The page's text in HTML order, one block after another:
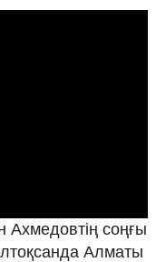
Ахмедовтің соңғы
Алматы